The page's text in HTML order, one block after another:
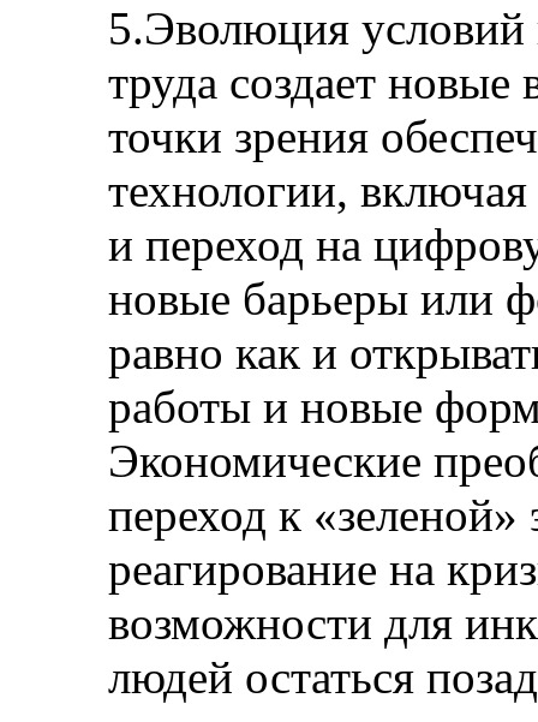
5.Эволюция условий
труда создает
точки зрения
технологии,
и переход на
новые барьеры или
равно как и
работы и новые
Экономические
переход к
реагирование на
возможности для
людей остаться